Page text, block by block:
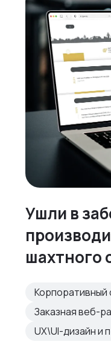
Ушли в
шахтного
Корпоративный
Заказная веб-
UX\UI-дизайн и